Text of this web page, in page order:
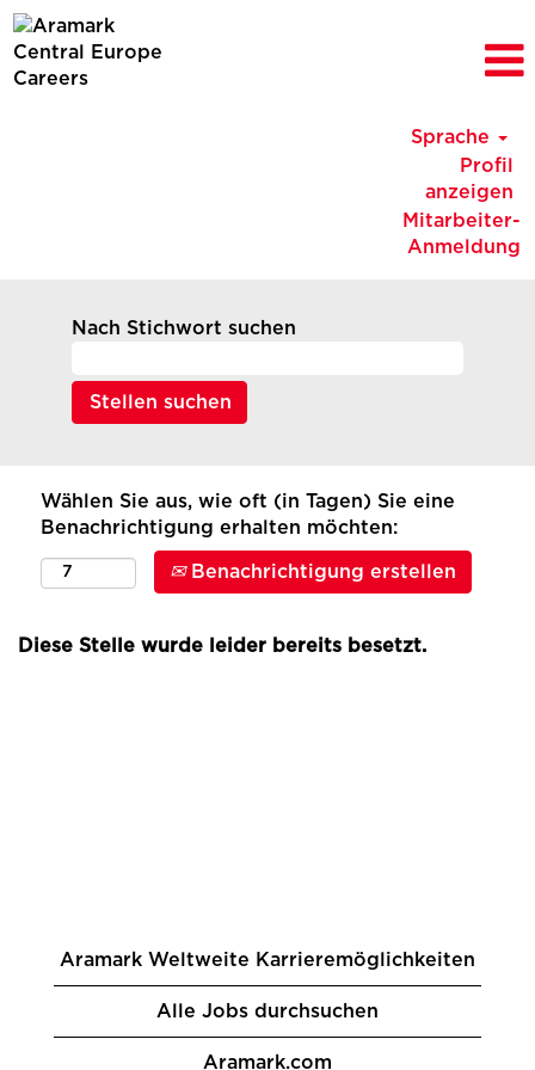
Sprache
Profil
anzeigen
Mitarbeiter-
Anmeldung
Nach Stichwort suchen
Wählen Sie aus, wie oft (in Tagen) Sie eine
Benachrichtigung erhalten möchten:
Benachrichtigung erstellen
Diese Stelle wurde leider bereits besetzt.
Aramark Weltweite Karrieremöglichkeiten
Alle Jobs durchsuchen
Aramark.com